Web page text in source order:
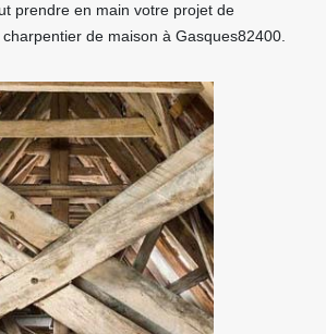
prendre en main votre projet de
de maison à Gasques82400.